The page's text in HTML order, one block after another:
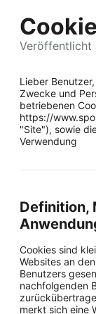
Veröffentlicht
Lieber
Zwecke und
betriebenen
https://
"Site"), sowie
Verwendung
Definition,
Cookies sind
Websites an
Benutzers
nachfolgenden
merkt sich eine